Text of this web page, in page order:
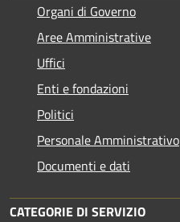
Organi di Governo
Aree Amministrative
Uffici
Enti e fondazioni
Politici
Personale Amministrativo
Documenti e dati
CATEGORIE DI SERVIZIO